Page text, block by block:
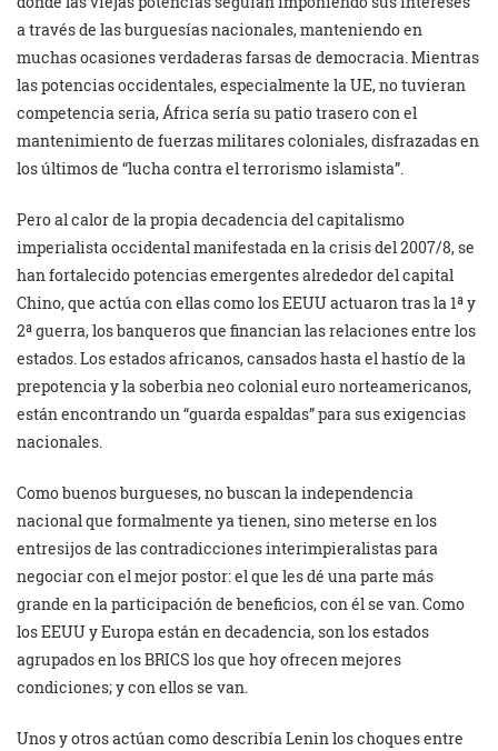
a través de las burguesías nacionales, manteniendo en
muchas ocasiones verdaderas farsas de democracia. Mientras
las potencias occidentales, especialmente la UE, no tuvieran
competencia seria, África sería su patio trasero con el
mantenimiento de fuerzas militares coloniales, disfrazadas en
los últimos de “lucha contra el terrorismo islamista”.
Pero al calor de la propia decadencia del capitalismo
imperialista occidental manifestada en la crisis del 2007/8, se
han fortalecido potencias emergentes alrededor del capital
Chino, que actúa con ellas como los EEUU actuaron tras la 1ª y
2ª guerra, los banqueros que financian las relaciones entre los
estados. Los estados africanos, cansados hasta el hastío de la
prepotencia y la soberbia neo colonial euro norteamericanos,
están encontrando un “guarda espaldas” para sus exigencias
nacionales.
Como buenos burgueses, no buscan la independencia
nacional que formalmente ya tienen, sino meterse en los
entresijos de las contradicciones interimpieralistas para
negociar con el mejor postor: el que les dé una parte más
grande en la participación de beneficios, con él se van. Como
los EEUU y Europa están en decadencia, son los estados
agrupados en los BRICS los que hoy ofrecen mejores
condiciones; y con ellos se van.
Unos y otros actúan como describía Lenin los choques entre